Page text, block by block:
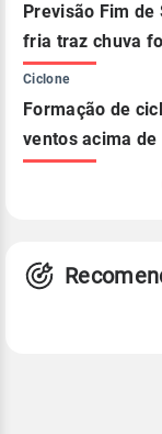
Previsão Fim
fria traz chuva
Ciclone
Formação de
ventos acima